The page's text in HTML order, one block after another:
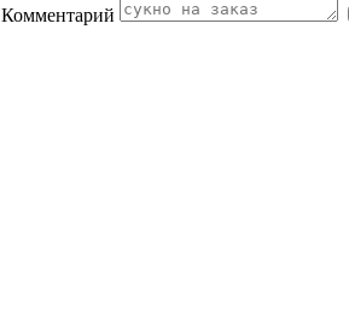
Комментарий